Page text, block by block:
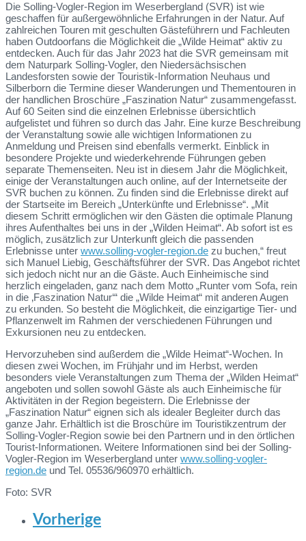
Die Solling-Vogler-Region im Weserbergland (SVR) ist wie
geschaffen für außergewöhnliche Erfahrungen in der Natur. Auf
zahlreichen Touren mit geschulten Gästeführern und Fachleuten
haben Outdoorfans die Möglichkeit die „Wilde Heimat“ aktiv zu
entdecken. Auch für das Jahr 2023 hat die SVR gemeinsam mit
dem Naturpark Solling-Vogler, den Niedersächsischen
Landesforsten sowie der Touristik-Information Neuhaus und
Silberborn die Termine dieser Wanderungen und Thementouren in
der handlichen Broschüre „Faszination Natur“ zusammengefasst.
Auf 60 Seiten sind die einzelnen Erlebnisse übersichtlich
aufgelistet und führen so durch das Jahr. Eine kurze Beschreibung
der Veranstaltung sowie alle wichtigen Informationen zu
Anmeldung und Preisen sind ebenfalls vermerkt. Einblick in
besondere Projekte und wiederkehrende Führungen geben
separate Themenseiten. Neu ist in diesem Jahr die Möglichkeit,
einige der Veranstaltungen auch online, auf der Internetseite der
SVR buchen zu können. Zu finden sind die Erlebnisse direkt auf
der Startseite im Bereich „Unterkünfte und Erlebnisse“. „Mit
diesem Schritt ermöglichen wir den Gästen die optimale Planung
ihres Aufenthaltes bei uns in der „Wilden Heimat“. Ab sofort ist es
möglich, zusätzlich zur Unterkunft gleich die passenden
Erlebnisse unter www.solling-vogler-region.de zu buchen,“ freut
sich Manuel Liebig, Geschäftsführer der SVR. Das Angebot richtet
sich jedoch nicht nur an die Gäste. Auch Einheimische sind
herzlich eingeladen, ganz nach dem Motto „Runter vom Sofa, rein
in die ‚Faszination Natur‘“ die „Wilde Heimat“ mit anderen Augen
zu erkunden. So besteht die Möglichkeit, die einzigartige Tier- und
Pflanzenwelt im Rahmen der verschiedenen Führungen und
Exkursionen neu zu entdecken.
Hervorzuheben sind außerdem die „Wilde Heimat“-Wochen. In
diesen zwei Wochen, im Frühjahr und im Herbst, werden
besonders viele Veranstaltungen zum Thema der „Wilden Heimat“
angeboten und sollen sowohl Gäste als auch Einheimische für
Aktivitäten in der Region begeistern. Die Erlebnisse der
„Faszination Natur“ eignen sich als idealer Begleiter durch das
ganze Jahr. Erhältlich ist die Broschüre im Touristikzentrum der
Solling-Vogler-Region sowie bei den Partnern und in den örtlichen
Tourist-Informationen. Weitere Informationen sind bei der Solling-
Vogler-Region im Weserbergland unter www.solling-vogler-
region.de und Tel. 05536/960970 erhältlich.
Foto: SVR
Vorherige